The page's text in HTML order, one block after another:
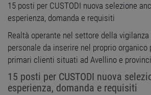
15 posti per CUSTODI nuova selezione
esperienza, domanda e requisiti
Realtà operante nel settore della
personale da inserire nel proprio organico
primari clienti situati ad Avellino e
15 posti per CUSTODI nuova
esperienza, domanda e requisiti